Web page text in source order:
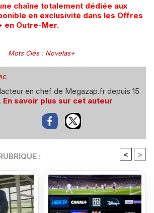
chaîne totalement dédiée aux
en exclusivité dans les Offres
en Outre-Mer.
Mots Clés: Novelas+
en chef de Megazap.fr depuis 15
En savoir plus sur cet auteur
: < >